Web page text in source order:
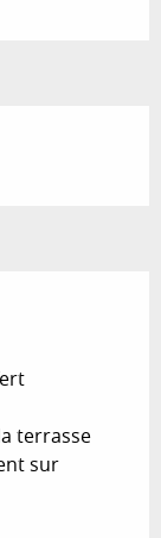
terrasse
sur